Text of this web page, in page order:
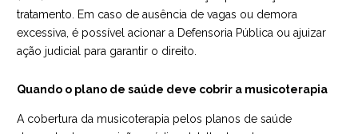
tratamento. Em caso de ausência de vagas ou demora
excessiva, é possível acionar a Defensoria Pública ou ajuizar
ação judicial para garantir o direito.
Quando o plano de saúde deve cobrir a musicoterapia
A cobertura da musicoterapia pelos planos de saúde